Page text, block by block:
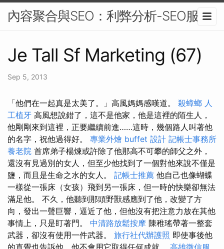
內容聚合與SEO：利弊分析-SEO服務
Je Tall Sf Marketing (67)
Sep 5, 2013
「他們在一起真是太美了。」高風媽媽感嘆道。 殺蟑螂 人
工植牙 高風想說錯了，這不是他家，他是這裡的陌生人，
他剛剛來到這裡，正要繼續前進……這時，幾個路人叫著他
的名字，祝他過得好。 專業外燴 buffet 設計 記帳士事務所
養老院 首席弟子楊煉或許除了他那高不可攀的師父之外，
還沒有見過別的女人，但至少他找到了一個對他來說不僅是
鹽，而且是生命之水的女人。 記帳士推薦 他自己也像蝴蝶
一樣從一張床（女孩）飛到另一張床，但一時的快樂卻無法
滿足他。 不久，他聽到那頭野獸感應到了他，改變了方
向，發出一聲巨響，逼近了他，但他沒有把注意力放在其他
事情上，只是盯著門。 中清路放鬆按摩 陳稚瑤帶著一整套
武器，卻沒有使用一件武器。 旅行社代辦護照 即使事後他
的直覺也告訴他，他不會用它取得任何成就。 高雄徵信服